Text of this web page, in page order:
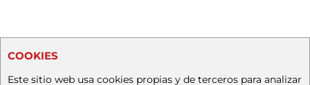
COOKIES
Este sitio web usa cookies propias y de terceros para analizar